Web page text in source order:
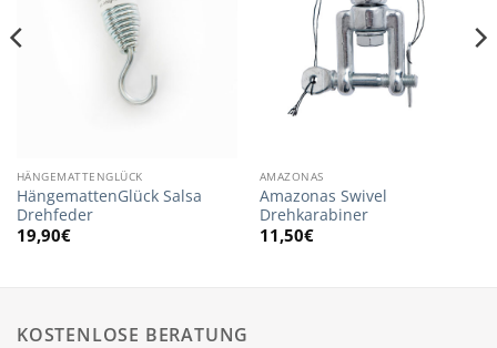
HÄNGEMATTENGLÜCK
HängemattenGlück Salsa
Drehfeder
19,90€
AMAZONAS
Amazonas Swivel
Drehkarabiner
11,50€
KOSTENLOSE BERATUNG